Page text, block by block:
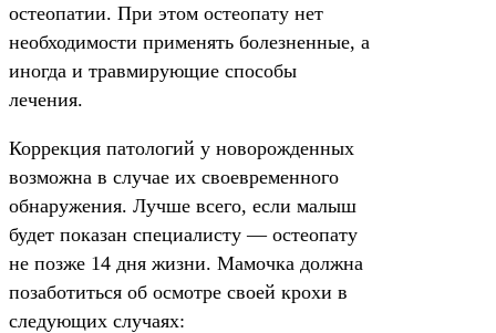
остеопатии. При этом остеопату нет
необходимости применять болезненные, а
иногда и травмирующие способы
лечения.
Коррекция патологий у новорожденных
возможна в случае их своевременного
обнаружения. Лучше всего, если малыш
будет показан специалисту — остеопату
не позже 14 дня жизни. Мамочка должна
позаботиться об осмотре своей крохи в
следующих случаях: